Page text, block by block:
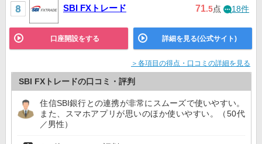
SBI FXトレード 71.5点 18件
口座開設をする 詳細を見る(公式サイト)
＞各項目の得点・口コミの詳細を見る
SBI FXトレードの口コミ・評判
住信SBI銀行との連携が非常にスムーズで使いやすい。
また、スマホアプリが思いのほか使いやすい。（50代
／男性）